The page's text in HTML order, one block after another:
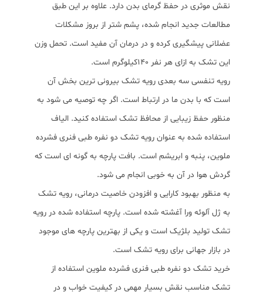
نقش موثری در حفظ گرمای بدن دارد. علاوه بر این طبق
مطالعات جدید انجام شده، پشم شتر از بروز مشکلات
عضلانی پیشگیری کرده و در درمان آن مفید است. تحمل وزن
این تشک به ازای هر نفر ۱۴۰کیلوگرم است.
رویه تنفسی سه بعدی رویه تشک بیرونی ترین بخش آن
است که با بدن ما در ارتباط است. اگر چه توصیه می شود به
منظور حفظ زیبایی از محافظ تشک استفاده کنید. الیاف
استفاده شده به عنوان رویه تشک دو نفره طبی فنری فشرده
ملوین، پنبه و ابریشم است. بافت پارچه به گونه ای است که
گردش هوا در آن به خوبی انجام می شود.
به منظور بهبود کارایی و افزودن خاصیت درمانی، رویه تشک
به ژل آلوئه ورا آغشته شده است. پارچه استفاده شده در رویه
تشک تولید بلژیک است و یکی از بهترین پارچه های موجود
در بازار جهانی برای رویه تشک است.
خرید تشک دو نفره طبی فنری فشرده ملوین استفاده از
تشک مناسب نقش بسیار مهمی در کیفیت خواب و در